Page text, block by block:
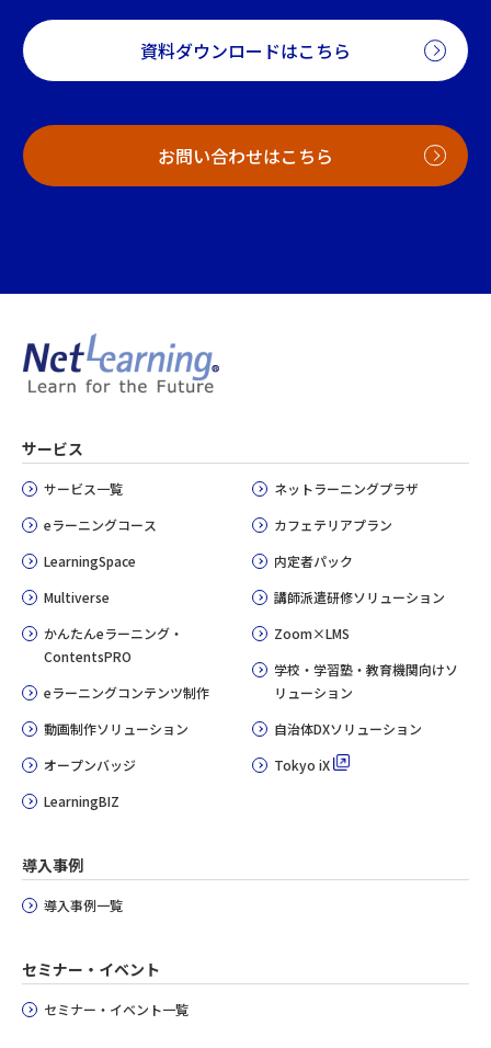
資料ダウンロードはこちら
お問い合わせはこちら
サービス
サービス一覧
eラーニングコース
LearningSpace
Multiverse
かんたんeラーニング・
ContentsPRO
eラーニングコンテンツ制作
動画制作ソリューション
オープンバッジ
LearningBIZ
ネットラーニングプラザ
カフェテリアプラン
内定者パック
講師派遣研修ソリューション
Zoom×LMS
学校・学習塾・教育機関向けソ
リューション
自治体DXソリューション
Tokyo iX
導入事例
導入事例一覧
セミナー・イベント
セミナー・イベント一覧